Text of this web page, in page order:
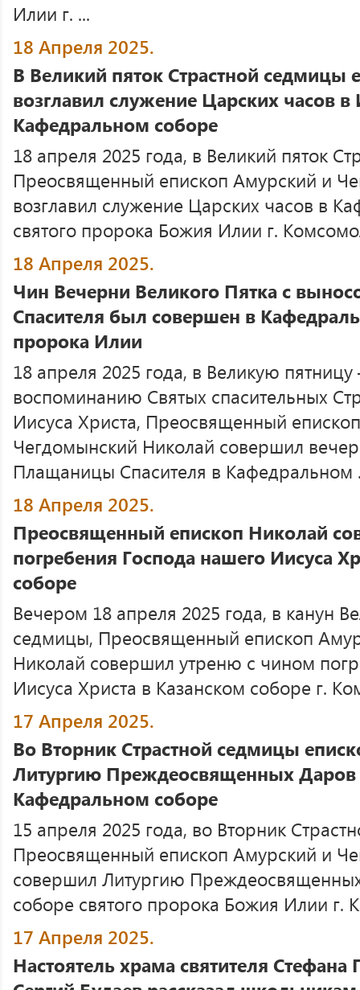
Илии г. ...
18 Апреля 2025.
В Великий пяток Страстной седмицы
возглавил служение Царских часов
Кафедральном соборе
18 апреля 2025 года, в Великий пяток
Преосвященный епископ Амурский и
возглавил служение Царских часов в
святого пророка Божия Илии г.
18 Апреля 2025.
Чин Вечерни Великого Пятка с
Спасителя был совершен в
пророка Илии
18 апреля 2025 года, в Великую
воспоминанию Святых спасительных
Иисуса Христа, Преосвященный
Чегдомынский Николай совершил
Плащаницы Спасителя в Кафедральном
18 Апреля 2025.
Преосвященный епископ Николай
погребения Господа нашего Иисуса
соборе
Вечером 18 апреля 2025 года, в канун
седмицы, Преосвященный епископ
Николай совершил утреню с чином
Иисуса Христа в Казанском соборе г.
17 Апреля 2025.
Во Вторник Страстной седмицы
Литургию Преждеосвященных
Кафедральном соборе
15 апреля 2025 года, во Вторник
Преосвященный епископ Амурский и
совершил Литургию
соборе святого пророка Божия Илии г.
17 Апреля 2025.
Настоятель храма святителя